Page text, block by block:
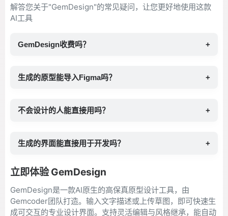
解答您关于"GemDesign"的常见疑问，让您更好地使用这款
AI工具
GemDesign收费吗？ +
生成的原型能导入Figma吗？ +
不会设计的人能直接用吗？ +
生成的界面能直接用于开发吗？ +
立即体验 GemDesign
GemDesign是一款AI原生的高保真原型设计工具，由
Gemcoder团队打造。输入文字描述或上传草图，即可快速生
成可交互的专业设计界面。支持灵活编辑与风格继承，能自动